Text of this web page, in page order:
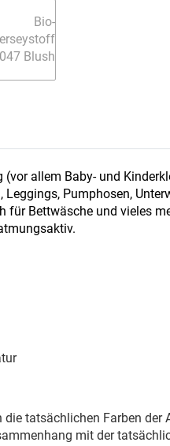
allem Baby- und
Pumphosen,
für Bettwäsche und vieles
tatsächlichen Farben der
mit der